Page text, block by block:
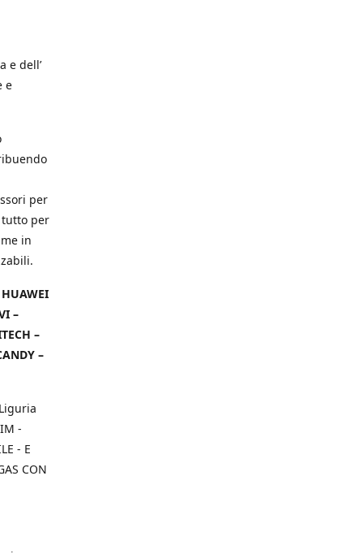
e dell’
e
per
per
in
–
–
–
-
- E
CON